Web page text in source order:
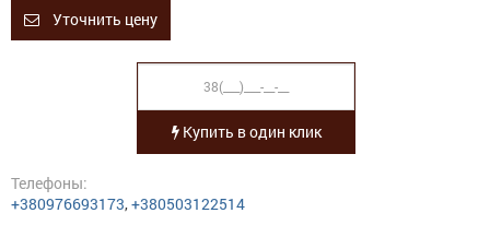
Уточнить цену
Купить в один клик
Телефоны:
+380976693173,+380503122514